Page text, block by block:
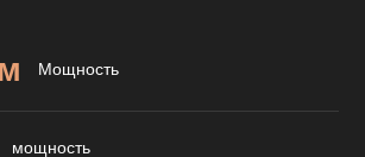
Мощность
мощность